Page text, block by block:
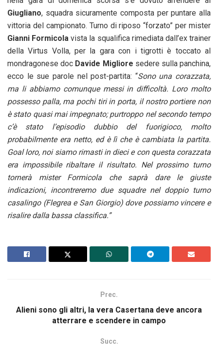
Giugliano, squadra sicuramente composta per puntare alla
vittoria del campionato. Turno di riposo “forzato” per mister
Gianni Formicola vista la squalifica rimediata dall’ex trainer
della Virtus Volla, per la gara con i tigrotti è toccato al
mondragonese doc Davide Migliore sedere sulla panchina,
ecco le sue parole nel post-partita: “Sono una corazzata,
ma li abbiamo comunque messi in difficoltà. Loro molto
possesso palla, ma pochi tiri in porta, il nostro portiere non
è stato quasi mai impegnato; purtroppo nel secondo tempo
c’è stato l’episodio dubbio del fuorigioco, molto
probabilmente era netto, ed è lì che è cambiata la partita.
Goal loro, noi siamo rimasti in dieci e con questa corazzata
era impossibile ribaltare il risultato. Nel prossimo turno
tornerà mister Formicola che saprà dare le giuste
indicazioni, incontreremo due squadre nel doppio turno
casalingo (Flegrea e San Giorgio) dove possiamo vincere e
risalire dalla bassa classifica.”
Prec.
Alieni sono gli altri, la vera Casertana deve ancora
atterrare e scendere in campo
Succ.